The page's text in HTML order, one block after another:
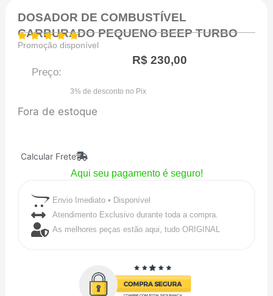
DOSADOR DE COMBUSTÍVEL
CARBURADO PEQUENO BEEP TURBO
Promoção disponível
Preço:
R$230,00
3% de desconto no Pix
Fora de estoque
Calcular Frete
Aqui seu pagamento é seguro!
Envio Imediato • Disponível
Atendimento Exclusivo durante toda a compra.
As melhores peças estão aqui, tudo ORIGINAL